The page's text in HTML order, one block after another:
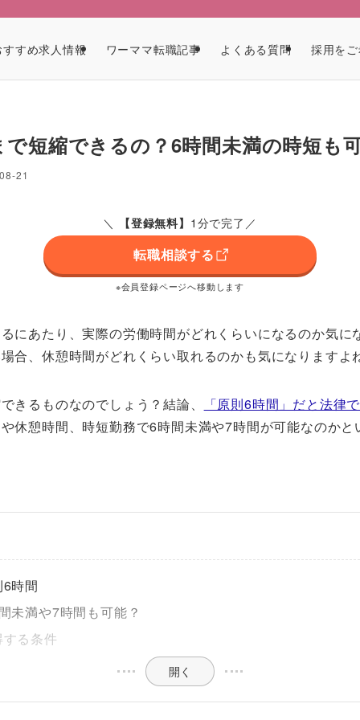
すめ求人情報 ワーママ転職記事 よくある質問 採用を
短縮できるの？6時間未満の時短も
21
＼ 【登録無料】 1分で完了／
転職相談する
※会員登録ページへ移動します
にあたり、実際の労働時間がどれくらいになるのか気に
合、休憩時間がどれくらい取れるのかも気になりますよ
きるものなのでしょう？結論、
「原則6時間」だと法律
休憩時間、時短勤務で6時間未満や7時間が可能なのか
時間
未満や7時間も可能？
る条件
開く